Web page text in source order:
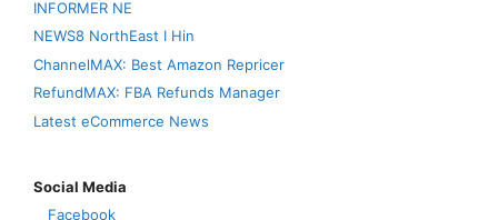
INFORMER NE
NEWS8 NorthEast I Hin
ChannelMAX: Best Amazon Repricer
RefundMAX: FBA Refunds Manager
Latest eCommerce News
Social Media
Facebook